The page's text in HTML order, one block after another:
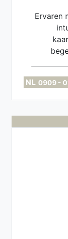
Ervaren
leven
NL 0909 -